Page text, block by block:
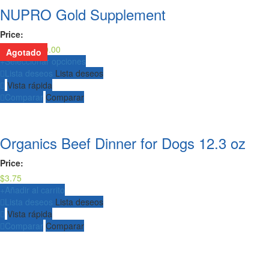
Agotado
NUPRO Gold Supplement
Price:
22.00 - $70.00
de
precios:
$22.00
+Seleccionar opciones
Lista deseos Lista deseos
Vista rápida
Comparar Comparar
Organics Beef Dinner for Dogs 12.3 oz
Price:
$3.75
+ Añadir al carrito
Lista deseos Lista deseos
Vista rápida
Comparar Comparar